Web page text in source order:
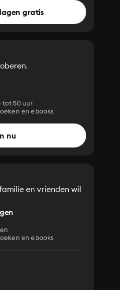
gratis
tot 50 uur
en ebooks
nu
en vrienden wil
en ebooks